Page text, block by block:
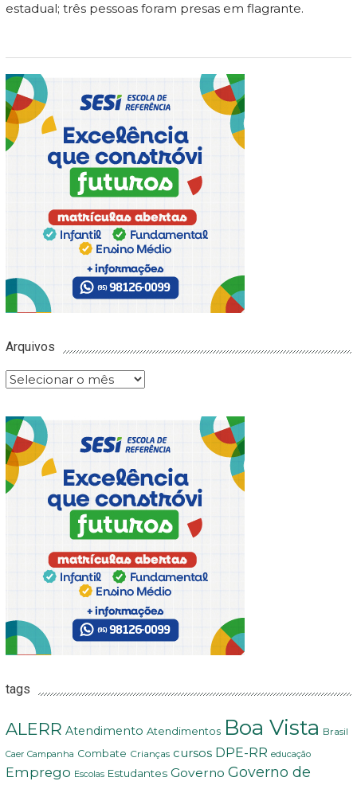
estadual; três pessoas foram presas em flagrante.
Arquivos
Arquivos
tags
ALERR Atendimento Atendimentos Boa Vista Brasil
Caer Campanha Combate Crianças cursos DPE-RR educação
Emprego Escolas Estudantes Governo Governo de